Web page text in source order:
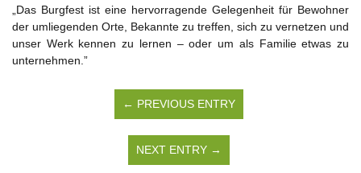
„Das Burgfest ist eine hervorragende Gelegenheit für Bewohner
der umliegenden Orte, Bekannte zu treffen, sich zu vernetzen und
unser Werk kennen zu lernen – oder um als Familie etwas zu
unternehmen.”
← PREVIOUS ENTRY
NEXT ENTRY →